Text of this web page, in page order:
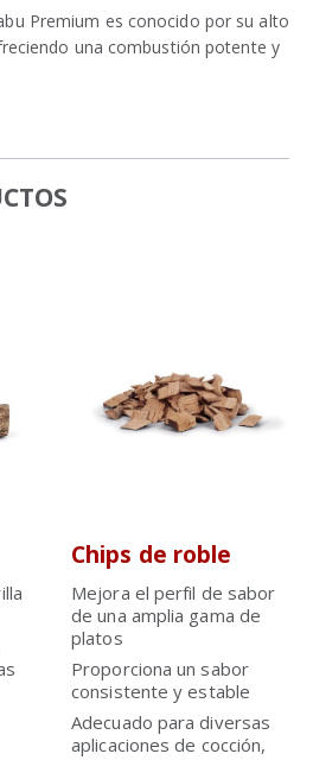
Premium es conocido por su alto
una combustión potente y
Chips de roble
Mejora el perfil de sabor
de una amplia gama de
platos
Proporciona un sabor
consistente y estable
Adecuado para diversas
aplicaciones de cocción,